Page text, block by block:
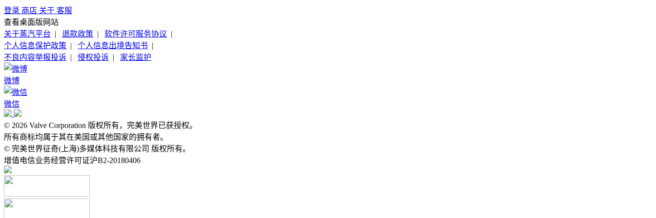
登录 商店 关于 客服
查看桌面版网站
关于蒸汽平台 | 退款政策 | 软件许可服务协议 |
个人信息保护政策 | 个人信息出境告知书 |
不良内容举报投诉 | 侵权投诉 | 家长监护
微博
微信
© 2026 Valve Corporation 版权所有，完美世界已获授权。
所有商标均属于其在美国或其他国家的拥有者。
© 完美世界征奇(上海)多媒体科技有限公司 版权所有。
增值电信业务经营许可证沪B2-20180406